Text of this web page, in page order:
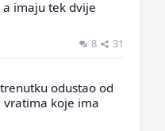
imaju tek dvije
8 31
odustao od
vratima koje ima